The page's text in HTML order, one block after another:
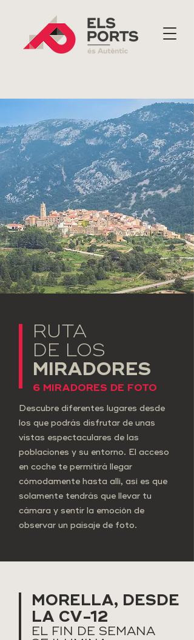
RUTA
DE LOS
MIRADORES
6 MIRADORES DE FOTO
Descubre diferentes lugares desde
los que podrás disfrutar de unas
vistas espectaculares de las
poblaciones y su entorno. El acceso
en coche te permitirá llegar
cómodamente hasta allí, así es que
solamente tendrás que llevar tu
cámara y sentir la emoción de
observar un paisaje de foto.
MORELLA, DESDE
LA CV-12
EL FIN DE SEMANA